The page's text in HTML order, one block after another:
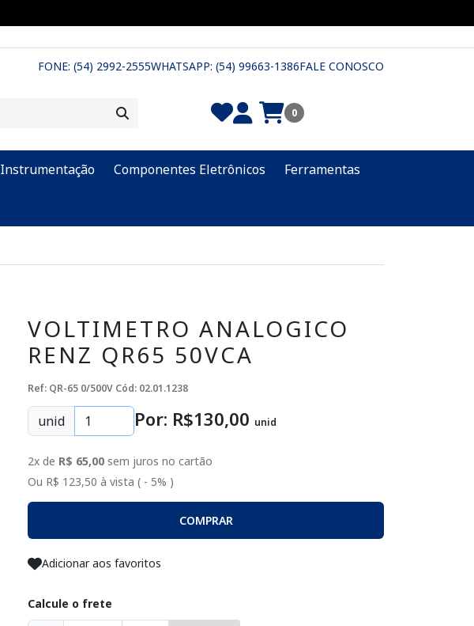
FONE: (54) 2992-2555WHATSAPP: (54) 99663-1386FALE CONOSCO
0
Instrumentação Componentes Eletrônicos Ferramentas
VOLTIMETRO ANALOGICO
RENZ QR65 50VCA
Ref: QR-65 0/500V Cód: 02.01.1238
unid Por: R$130,00 unid
2x de R$ 65,00 sem juros no cartão
Ou R$ 123,50 à vista ( - 5% )
COMPRAR
Adicionar aos favoritos
Calcule o frete